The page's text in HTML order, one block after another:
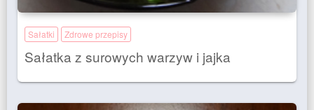
Sałatki Zdrowe przepisy
Sałatka z surowych warzyw i jajka